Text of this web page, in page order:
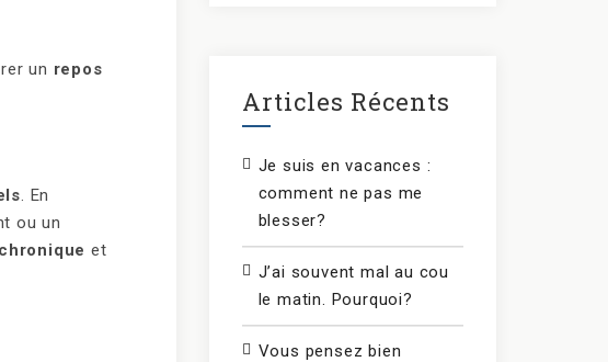
un repos
. En
ou un
et
Articles Récents
Je suis en vacances :
comment ne pas me
blesser?
J’ai souvent mal au cou
le matin. Pourquoi?
Vous pensez bien